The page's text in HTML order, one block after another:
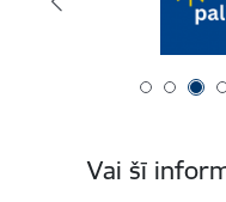
Vai šī